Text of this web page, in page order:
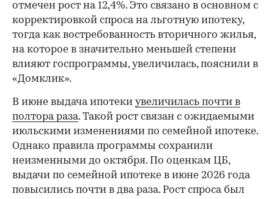
отмечен рост на 12,4%. Это связано в основном с
корректировкой спроса на льготную ипотеку,
тогда как востребованность вторичного жилья,
на которое в значительно меньшей степени
влияют госпрограммы, увеличилась, пояснили в
«Домклик».
В июне выдача ипотеки увеличилась почти в
полтора раза. Такой рост связан с ожидаемыми
июльскими изменениями по семейной ипотеке.
Однако правила программы сохранили
неизменными до октября. По оценкам ЦБ,
выдачи по семейной ипотеке в июне 2026 года
повысились почти в два раза. Рост спроса был